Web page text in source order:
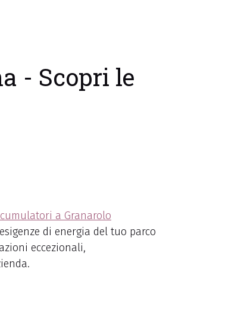
- Scopri le
a Granarolo
di energia del tuo parco
eccezionali,